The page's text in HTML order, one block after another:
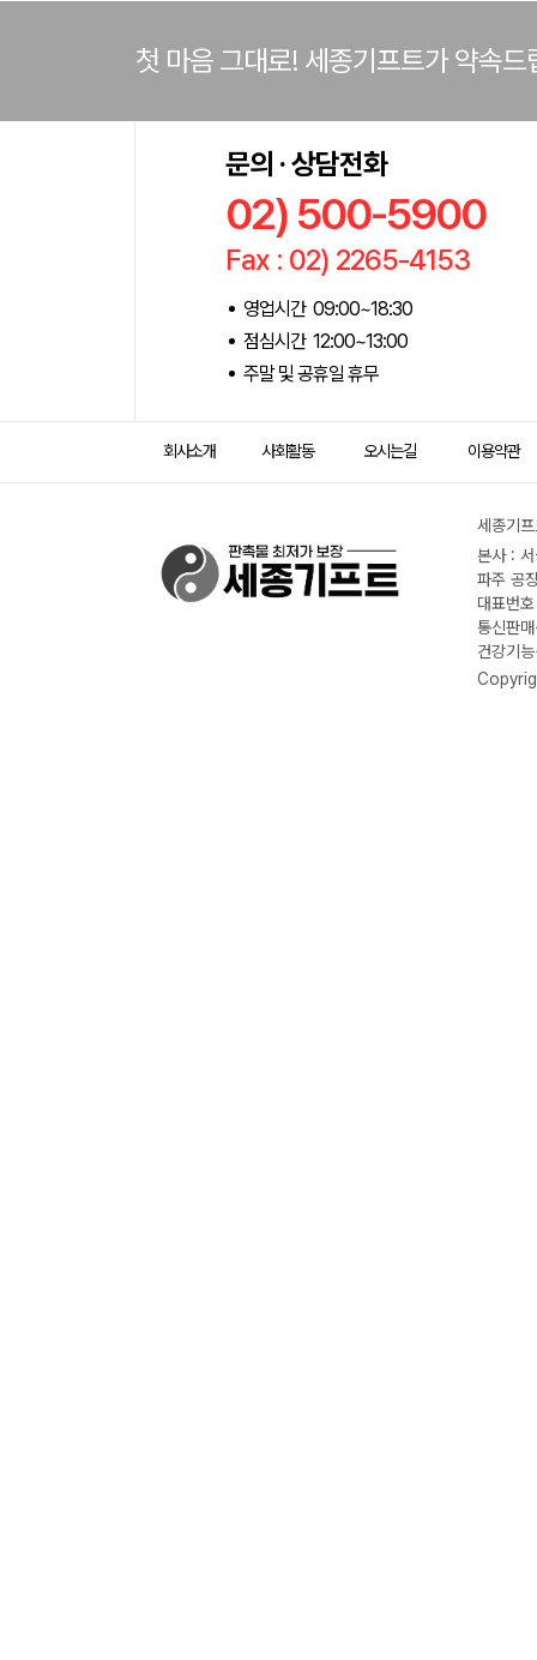
첫 마음 그대로! 세종기프트가 약속드
문의 · 상담전화
02) 500-5900
Fax : 02) 2265-4153
영업시간 09:00~18:30
점심시간 12:00~13:00
주말 및 공휴일 휴무
회사소개 사회활동 오시는길 이용약관
세종기
본사 :
파주 공
대표번
통신판
건강기